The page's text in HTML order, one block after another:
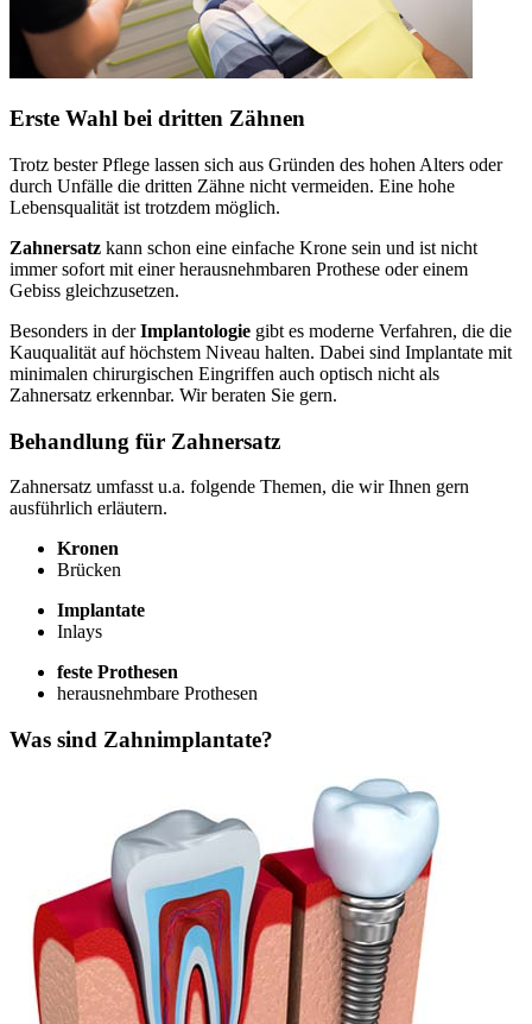
Erste Wahl bei dritten Zähnen
Trotz bester Pflege lassen sich aus Gründen des hohen Alters oder
durch Unfälle die dritten Zähne nicht vermeiden. Eine hohe
Lebensqualität ist trotzdem möglich.
Zahnersatz kann schon eine einfache Krone sein und ist nicht
immer sofort mit einer herausnehmbaren Prothese oder einem
Gebiss gleichzusetzen.
Besonders in derImplantologie gibt es moderne Verfahren, die die
Kauqualität auf höchstem Niveau halten. Dabei sind Implantate mit
minimalen chirurgischen Eingriffen auch optisch nicht als
Zahnersatz erkennbar. Wir beraten Sie gern.
Behandlung für Zahnersatz
Zahnersatz umfasst u.a. folgende Themen, die wir Ihnen gern
ausführlich erläutern.
Kronen
Brücken
Implantate
Inlays
feste Prothesen
herausnehmbare Prothesen
Was sind Zahnimplantate?